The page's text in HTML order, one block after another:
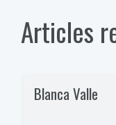
Articles
Blanca Valle